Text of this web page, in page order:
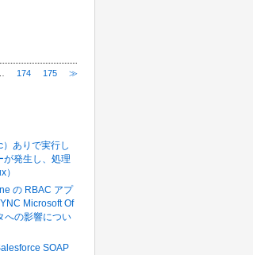
174 175 ≫
ありで実行し
が発生し、処理
の RBAC アプ
Microsoft Of
への影響につい
SOAP